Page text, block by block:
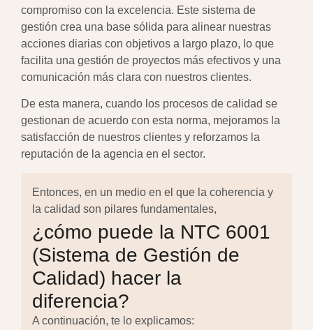
compromiso con la excelencia. Este sistema de
gestión crea una base sólida para alinear nuestras
acciones diarias con objetivos a largo plazo, lo que
facilita una gestión de proyectos más efectivos y una
comunicación más clara con nuestros clientes.
De esta manera, cuando los procesos de calidad se
gestionan de acuerdo con esta norma, mejoramos la
satisfacción de nuestros clientes y reforzamos la
reputación de la agencia en el sector.
Entonces, en un medio en el que la coherencia y
la calidad son pilares fundamentales,
¿cómo puede la NTC 6001
(Sistema de Gestión de
Calidad) hacer la
diferencia?
A continuación, te lo explicamos: